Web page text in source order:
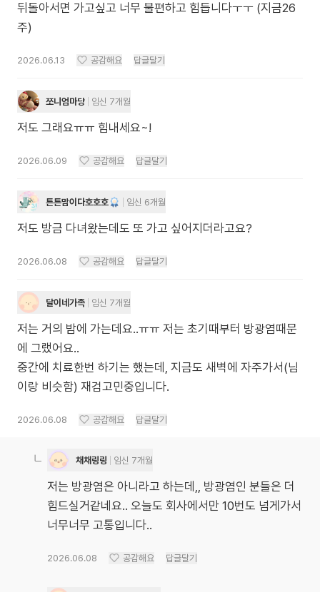
뒤돌아서면 가고싶고 너무 불편하고 힘듭니다ㅜㅜ (지금26
주)
2026.06.13 공감해요 답글달기
쪼니엄마당 임신 7개월
저도 그래요ㅠㅠ 힘내세요~!
2026.06.09 공감해요 답글달기
튼튼맘이다호호호 임신 6개월
저도 방금 다녀왔는데도 또 가고 싶어지더라고요?
2026.06.08 공감해요 답글달기
달이네가족 임신 7개월
저는 거의 밤에 가는데요..ㅠㅠ 저는 초기때부터 방광염때문
에 그랬어요..
중간에 치료한번 하기는 했는데, 지금도 새벽에 자주가서(님
이랑 비슷함) 재검고민중입니다.
2026.06.08 공감해요 답글달기
채채링링 임신 7개월
저는 방광염은 아니라고 하는데,, 방광염인 분들은 더
힘드실거같네요.. 오늘도 회사에서만 10번도 넘게가서
너무너무 고통입니다..
2026.06.08 공감해요 답글달기